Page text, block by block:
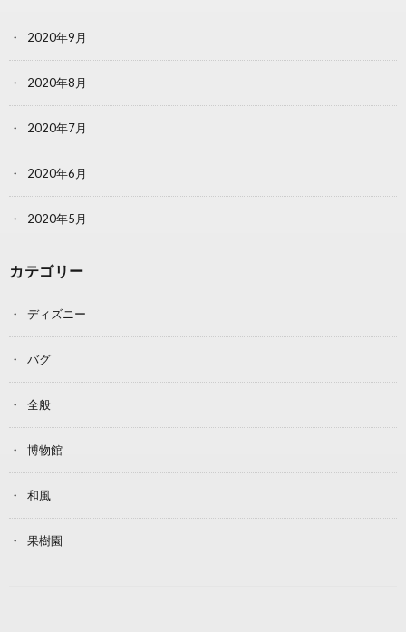
2020年9月
2020年8月
2020年7月
2020年6月
2020年5月
カテゴリー
ディズニー
バグ
全般
博物館
和風
果樹園